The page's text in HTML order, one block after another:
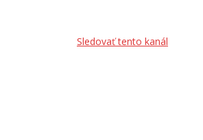
Sledovať tento kanál